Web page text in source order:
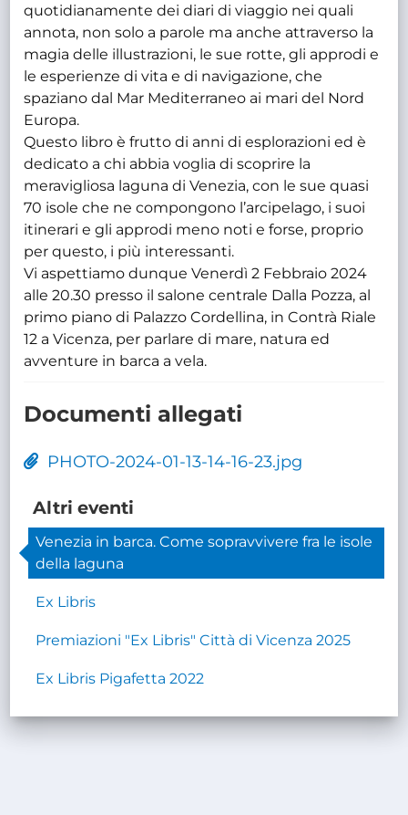
quotidianamente dei diari di viaggio nei quali
annota, non solo a parole ma anche attraverso la
magia delle illustrazioni, le sue rotte, gli approdi e
le esperienze di vita e di navigazione, che
spaziano dal Mar Mediterraneo ai mari del Nord
Europa.
Questo libro è frutto di anni di esplorazioni ed è
dedicato a chi abbia voglia di scoprire la
meravigliosa laguna di Venezia, con le sue quasi
70 isole che ne compongono l’arcipelago, i suoi
itinerari e gli approdi meno noti e forse, proprio
per questo, i più interessanti.
Vi aspettiamo dunque Venerdì 2 Febbraio 2024
alle 20.30 presso il salone centrale Dalla Pozza, al
primo piano di Palazzo Cordellina, in Contrà Riale
12 a Vicenza, per parlare di mare, natura ed
avventure in barca a vela.
Documenti allegati
PHOTO-2024-01-13-14-16-23.jpg
Altri eventi
Venezia in barca. Come sopravvivere fra le isole
della laguna
Ex Libris
Premiazioni "Ex Libris" Città di Vicenza 2025
Ex Libris Pigafetta 2022